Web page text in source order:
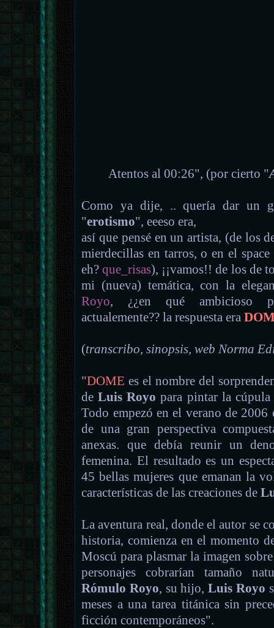
Atentos al 00:26", (por cierto "
Como ya dije, .. quería dar un
"erotismo", eeeso era,
así que pensé en un artista, (de los
mierdecillas en tarros, o en el
eh?que_risas), ¡¡vamos!! de los de
mi (nueva) temática, con la
Royo, ¿¿en qué ambicioso
actualemente?? la respuesta era
(transcribo, sinopsis, web Norma
"DOME es el nombre del
deLuis Royopara pintar la
Todo empezó en el verano de
de una gran perspectiva
anexas. que debía reunir un
femenina. El resultado es un
45 bellas mujeres que emanan la
características de las creaciones de
La aventura real, donde el autor se
historia, comienza en el momento
Moscú para plasmar la imagen
personajes cobrarían tamaño
Rómulo Royo, su hijo,Luis Royo
meses a una tarea titánica sin
ficción contemporáneos".